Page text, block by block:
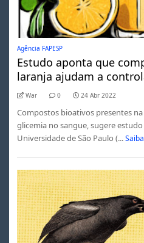
Agência FAPESP
Estudo aponta que
laranja ajudam a
War 0 24 Abr 2022
Compostos bioativos presentes
glicemia no sangue, sugere
Universidade de São Paulo (...